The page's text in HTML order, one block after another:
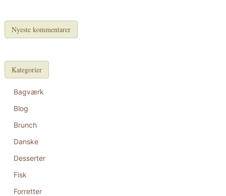
Nyeste kommentarer
Kategorier
Bagværk
Blog
Brunch
Danske
Desserter
Fisk
Forretter